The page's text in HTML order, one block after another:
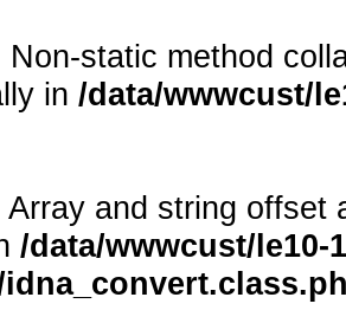
Non-static method
in /data/wwwcust/
Array and string offset
/data/wwwcust/